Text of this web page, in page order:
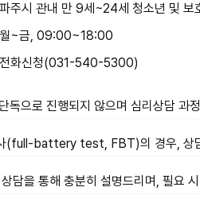
파주시 관내 만 9세~24세 청소년 및 보
월~금, 09:00~18:00
전화신청(031-540-5300)
독으로 진행되지 않으며 심리상담 과
(full-battery test, FBT)의 경우, 상담
담을 통해 충분히 설명드리며, 필요